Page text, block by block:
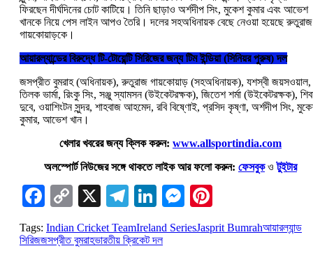
ফিরছেন দীর্ঘদিনের চোট কাটিয়ে। তিনি ছাড়াও অর্শদীপ সিং, মুকেশ কুমার এবং আভেশ
খানকে নিয়ে পেস লাইন আপও তৈরি। দলের সহঅধিনায়ক বেছে নেওয়া হয়েছে রুতুরাজ
গায়কোয়াড়কে।
আয়ারল্যান্ডের বিরুদ্ধে টি-টোয়েন্টি সিরিজের জন্য টিম ইন্ডিয়া (সিনিয়র পুরুষ) দল
জসপ্রীত বুমরাহ (অধিনায়ক), রুতুরাজ গায়কোয়াড় (সহঅধিনায়ক), যশস্বী জয়সওয়াল,
তিলক ভার্মা, রিংকু সিং, সঞ্জু স্যামসন (উইকেটরক্ষক), জিতেশ শর্মা (উইকেটরক্ষক),
দুবে, ওয়াশিংটন সুন্দর, শাহবাজ আহমেদ, রবি বিষ্ণোই, প্রসিদ কৃষ্ণা, অর্শদীপ সিং,
কুমার, আভেশ খান।
খেলার খবরের জন্য ক্লিক করুন: www.allsportindia.com
অলস্পোর্ট নিউজের সঙ্গে থাকতে লাইক আর ফলো করুন: ফেসবুকওটুইটার
Facebook
Copy
Link
X Telegram
LinkedIn
Messenger
Tags: Indian Cricket TeamIreland SeriesJasprit Bumrahআয়ারল্যান্ড
সিরিজজসপ্রীত বুমরাহভারতীয় ক্রিকেট দল